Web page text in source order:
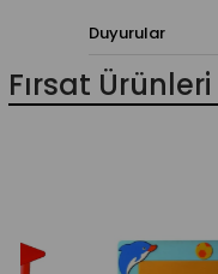
Duyurular
Fırsat Ürünleri